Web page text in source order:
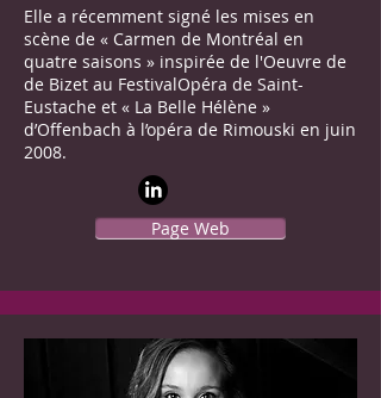
Elle a récemment signé les mises en
scène de « Carmen de Montréal en
quatre saisons » inspirée de l'Oeuvre de
de Bizet au FestivalOpéra de Saint-
Eustache et « La Belle Hélène »
d’Offenbach à l’opéra de Rimouski en juin
2008.
Page Web